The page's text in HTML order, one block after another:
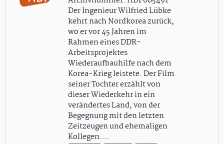
Der Ingenieur Wilfried Lübke
kehrt nach Nordkorea zurück,
wo er vor 45 Jahren im
Rahmen eines DDR-
Arbeitsprojektes
Wiederaufbauhilfe nach dem
Korea-Krieg leistete. Der Film
seiner Tochter erzählt von
dieser Wiederkehr in ein
verändertes Land, von der
Begegnung mit den letzten
Zeitzeugen und ehemaligen
Kollegen.…